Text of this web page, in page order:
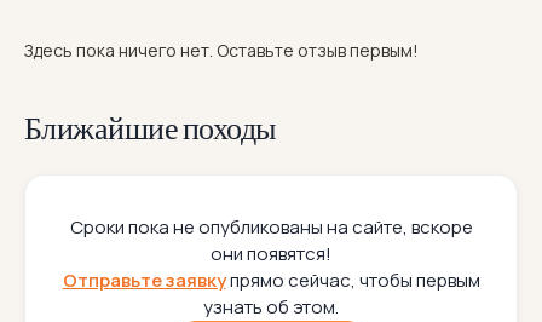
Здесь пока ничего нет. Оставьте отзыв первым!
Ближайшие походы
Сроки пока не опубликованы на сайте, вскоре
они появятся!
Отправьте заявкупрямо сейчас, чтобы первым
узнать об этом.